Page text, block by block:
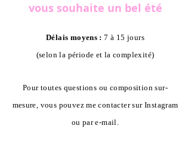
vous souhaite un bel été
Délais moyens : 7 à 15 jours
(selon la période et la complexité)
Pour toutes questions ou composition sur-
mesure, vous pouvez me contacter sur Instagram
ou par e-mail.